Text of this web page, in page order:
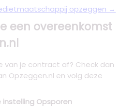
opzeggen →
een overeenkomst
van je contract af? Check dan
Opzeggen.nl en volg deze
instelling Opsporen